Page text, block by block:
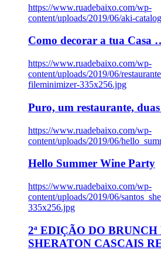
https://www.ruadebaixo.com/wp-
content/uploads/2019/06/aki-
Como decorar a tua Casa
https://www.ruadebaixo.com/wp-
content/uploads/2019/06/
fileminimizer-335x256.jpg
Puro, um restaurante,
https://www.ruadebaixo.com/wp-
content/uploads/2019/06/
Hello Summer Wine Party
https://www.ruadebaixo.com/wp-
content/uploads/2019/06/
335x256.jpg
2ª EDIÇÃO DO BRUNCH
SHERATON CASCAIS